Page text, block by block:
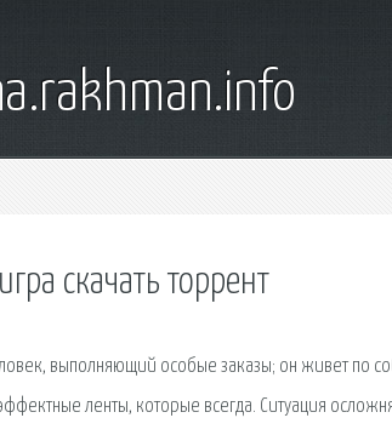
скачать торрент
выполняющий особые заказы; он живет по
ленты, которые всегда. Ситуация